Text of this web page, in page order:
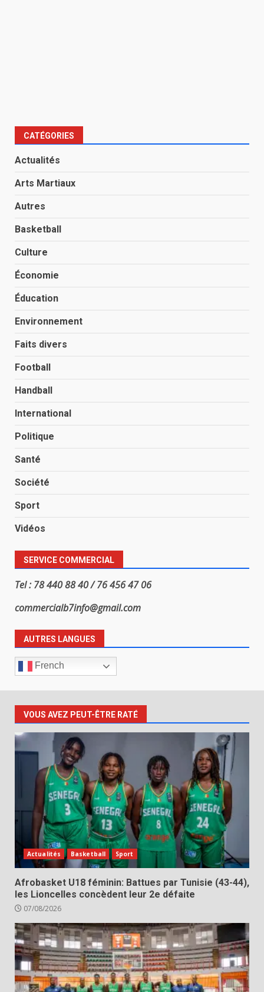
CATÉGORIES
Actualités
Arts Martiaux
Autres
Basketball
Culture
Économie
Éducation
Environnement
Faits divers
Football
Handball
International
Politique
Santé
Société
Sport
Vidéos
SERVICE COMMERCIAL
Tel : 78 440 88 40 / 76 456 47 06
commercialb7info@gmail.com
AUTRES LANGUES
French
VOUS AVEZ PEUT-ÊTRE RATÉ
Actualités Basketball Sport
Afrobasket U18 féminin: Battues par Tunisie (43-44),
les Lioncelles concèdent leur 2e défaite
07/08/2026